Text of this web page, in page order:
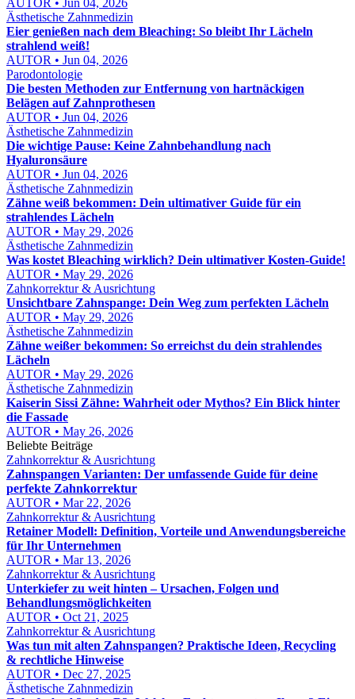
AUTOR • Jun 04, 2026
Ästhetische Zahnmedizin
Eier genießen nach dem Bleaching: So bleibt Ihr Lächeln
strahlend weiß!
AUTOR • Jun 04, 2026
Parodontologie
Die besten Methoden zur Entfernung von hartnäckigen
Belägen auf Zahnprothesen
AUTOR • Jun 04, 2026
Ästhetische Zahnmedizin
Die wichtige Pause: Keine Zahnbehandlung nach
Hyaluronsäure
AUTOR • Jun 04, 2026
Ästhetische Zahnmedizin
Zähne weiß bekommen: Dein ultimativer Guide für ein
strahlendes Lächeln
AUTOR • May 29, 2026
Ästhetische Zahnmedizin
Was kostet Bleaching wirklich? Dein ultimativer Kosten-Guide!
AUTOR • May 29, 2026
Zahnkorrektur & Ausrichtung
Unsichtbare Zahnspange: Dein Weg zum perfekten Lächeln
AUTOR • May 29, 2026
Ästhetische Zahnmedizin
Zähne weißer bekommen: So erreichst du dein strahlendes
Lächeln
AUTOR • May 29, 2026
Ästhetische Zahnmedizin
Kaiserin Sissi Zähne: Wahrheit oder Mythos? Ein Blick hinter
die Fassade
AUTOR • May 26, 2026
Beliebte Beiträge
Zahnkorrektur & Ausrichtung
Zahnspangen Varianten: Der umfassende Guide für deine
perfekte Zahnkorrektur
AUTOR • Mar 22, 2026
Zahnkorrektur & Ausrichtung
Retainer Modell: Definition, Vorteile und Anwendungsbereiche
für Ihr Unternehmen
AUTOR • Mar 13, 2026
Zahnkorrektur & Ausrichtung
Unterkiefer zu weit hinten – Ursachen, Folgen und
Behandlungsmöglichkeiten
AUTOR • Oct 21, 2025
Zahnkorrektur & Ausrichtung
Was tun mit alten Zahnspangen? Praktische Ideen, Recycling
& rechtliche Hinweise
AUTOR • Dec 27, 2025
Ästhetische Zahnmedizin